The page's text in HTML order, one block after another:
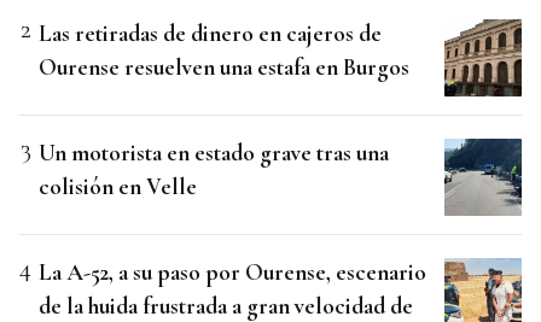
Las retiradas de dinero en cajeros de
Ourense resuelven una estafa en Burgos
Un motorista en estado grave tras una
colisión en Velle
La A-52, a su paso por Ourense, escenario
de la huida frustrada a gran velocidad de